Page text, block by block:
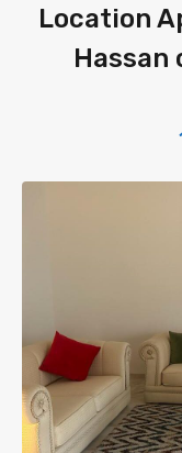
Location